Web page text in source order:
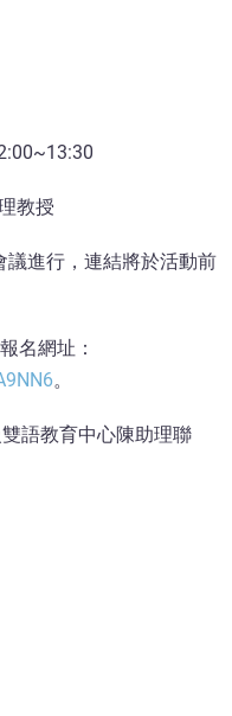
教授
議進行，連結將於活動前
名網址：
。
語教育中心陳助理聯